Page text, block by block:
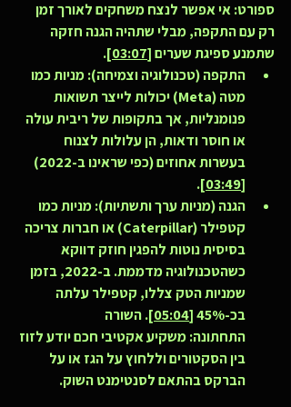
ספורט: אי אפשר לנצח משחקים לאורך זמן
רק עם התקפה, מבלי שתהיה הגנה חזקה
שתמנע ספיגת שערים [03:07
].
התקפה (טכנולוגיה וצמיחה): מניות כמו
מטה (Meta) יכולות לייצר תשואות
פנומנליות, אך בתקופות של ריבית עולה
או חוסר ודאות, הן עלולות לצנוח
בעשרות אחוזים (כפי שראינו ב-2022)
[
03:49
].
הגנה (מניות ערך ותשתיות): מניות כמו
קטפילר (Caterpillar) או חברות צריכה
בסיסית נוטות להפגין חוזק דווקא
כשהטכנולוגיה מדממת. ב-2022, בזמן
שמניות הטק צללו, קטפילר עלתה
בכ-45% [
05:04
]. השורה
התחתונה: משקיע אקטיבי חכם יודע לזוז
בין הסקטורים וללחוץ על הגז או על
הברקס בהתאם לסנטימנט השוק.